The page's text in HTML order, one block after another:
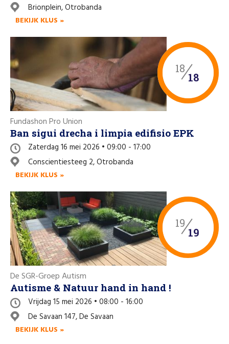
Brionplein, Otrobanda
BEKIJK KLUS »
18
18
Fundashon Pro Union
Ban sigui drecha i limpia edifisio EPK
Zaterdag 16 mei 2026 • 09:00 - 17:00
Conscientiesteeg 2, Otrobanda
BEKIJK KLUS »
19
19
De SGR-Groep Autism
Autisme & Natuur hand in hand !
Vrijdag 15 mei 2026 • 08:00 - 16:00
De Savaan 147, De Savaan
BEKIJK KLUS »